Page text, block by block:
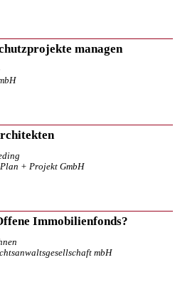
managen
+ Projekt GmbH
Immobilienfonds?
mbH